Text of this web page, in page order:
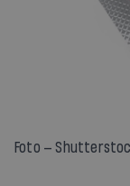
Foto —